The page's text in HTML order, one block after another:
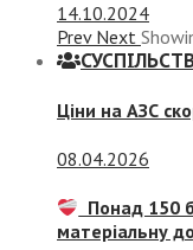
14.10.2024
Prev Next
Ціни на АЗС
08.04.2026
Понад 150
матеріальну